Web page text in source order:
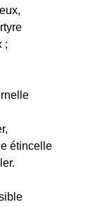
;
étincelle